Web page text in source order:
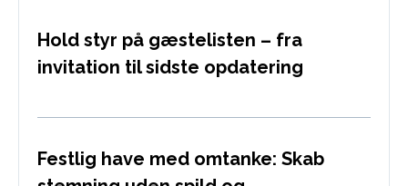
Hold styr på gæstelisten – fra
invitation til sidste opdatering
Festlig have med omtanke: Skab